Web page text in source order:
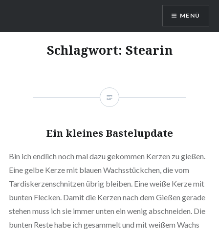
InhaltDragonDanielas Hobbyblog
MENÜ
Schlagwort: Stearin
Ein kleines Bastelupdate
Bin ich endlich noch mal dazu gekommen Kerzen zu gießen.
Eine gelbe Kerze mit blauen Wachsstückchen, die vom
Tardiskerzenschnitzen übrig bleiben. Eine weiße Kerze mit
bunten Flecken. Damit die Kerzen nach dem Gießen gerade
stehen muss ich sie immer unten ein wenig abschneiden. Die
bunten Reste habe ich gesammelt und mit weißem Wachs